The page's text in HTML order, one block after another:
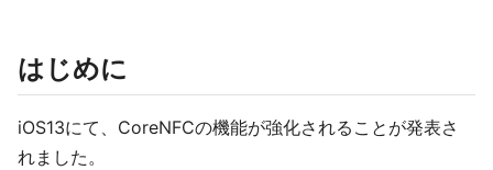
はじめに
iOS13にて、CoreNFCの機能が強化されることが発表さ
れました。